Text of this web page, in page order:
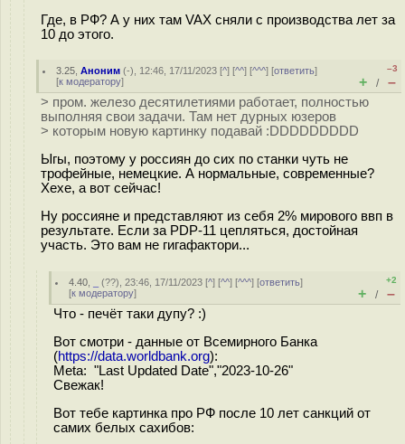
Где, в РФ? А у них там VAX сняли с производства лет за
10 до этого.
3.25 ,Аноним (-), 12:46, 17/11/2023 [^] [^^] [^^^] [ответить]
[к модератору]
–3
+ / –
> пром. железо десятилетиями работает, полностью
выполняя свои задачи. Там нет дурных юзеров
> которым новую картинку подавай :DDDDDDDDD
Ыгы, поэтому у россиян до сих по станки чуть не
трофейные, немецкие. А нормальные, современные?
Хехе, а вот сейчас!
Ну россияне и представляют из себя 2% мирового ввп в
результате. Если за PDP-11 цепляться, достойная
участь. Это вам не гигафактори...
4.40 (??), 23:46, 17/11/2023 [^] [^^] [^^^] [ответить]
[к модератору]
+2
+ / –
Что - печёт таки дупу? :)
Вот смотри - данные от Всемирного Банка
(https://data.worldbank.org):
Meta: "Last Updated Date","2023-10-26"
Свежак!
Вот тебе картинка про РФ после 10 лет санкций от
самих белых сахибов: